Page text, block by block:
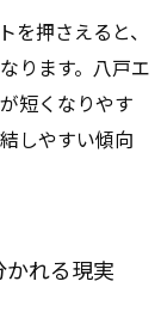
押さえると、
ります。八戸エ
短くなりやす
しやすい傾向
れる現実